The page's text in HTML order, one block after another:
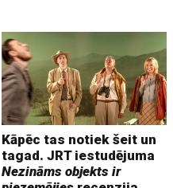
Kāpēc tas notiek šeit un
tagad. JRT iestudējuma
Nezināms objekts ir